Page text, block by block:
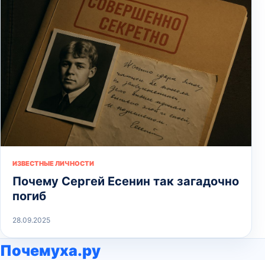
ИЗВЕСТНЫЕ ЛИЧНОСТИ
Почему Сергей Есенин так загадочно
погиб
28.09.2025
Почемуха.ру